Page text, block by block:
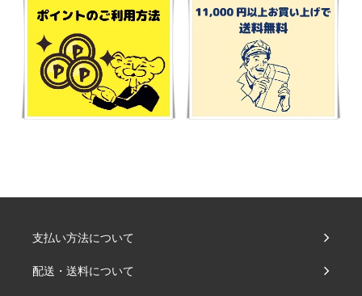
支払い方法について
配送・送料について